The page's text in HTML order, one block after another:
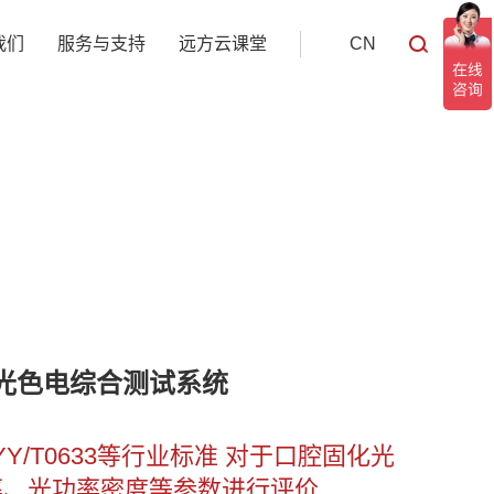
服务与支持 远方云课堂 CN
色电综合测试系统
T0633等行业标准 对于口腔固化光
光功率密度等参数进行评价